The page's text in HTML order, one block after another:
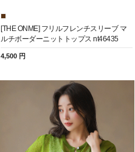
[THE ONME] フリルフレンチスリーブ マ
ルチボーダーニットトップス nt46435
4,500 円